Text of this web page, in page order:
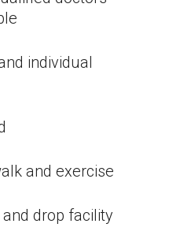
individual
and exercise
drop facility